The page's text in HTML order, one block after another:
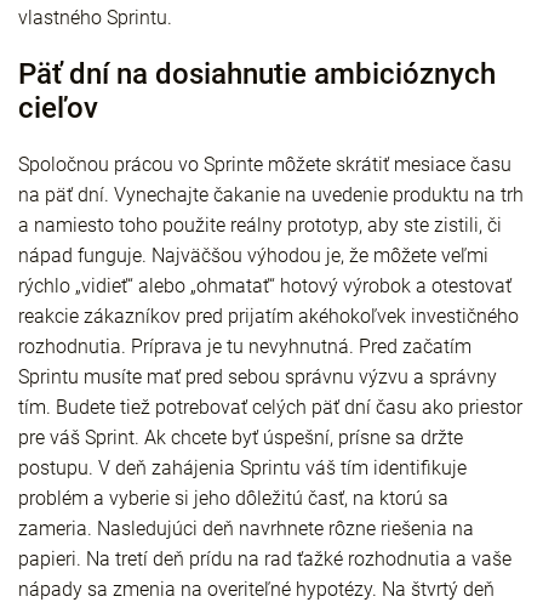
vlastného Sprintu.
Päť dní na dosiahnutie ambicióznych
cieľov
Spoločnou prácou vo Sprinte môžete skrátiť mesiace času
na päť dní. Vynechajte čakanie na uvedenie produktu na trh
a namiesto toho použite reálny prototyp, aby ste zistili, či
nápad funguje. Najväčšou výhodou je, že môžete veľmi
rýchlo „vidieť“ alebo „ohmatať“ hotový výrobok a otestovať
reakcie zákazníkov pred prijatím akéhokoľvek investičného
rozhodnutia. Príprava je tu nevyhnutná. Pred začatím
Sprintu musíte mať pred sebou správnu výzvu a správny
tím. Budete tiež potrebovať celých päť dní času ako priestor
pre váš Sprint. Ak chcete byť úspešní, prísne sa držte
postupu. V deň zahájenia Sprintu váš tím identifikuje
problém a vyberie si jeho dôležitú časť, na ktorú sa
zameria. Nasledujúci deň navrhnete rôzne riešenia na
papieri. Na tretí deň prídu na rad ťažké rozhodnutia a vaše
nápady sa zmenia na overiteľné hypotézy. Na štvrtý deň